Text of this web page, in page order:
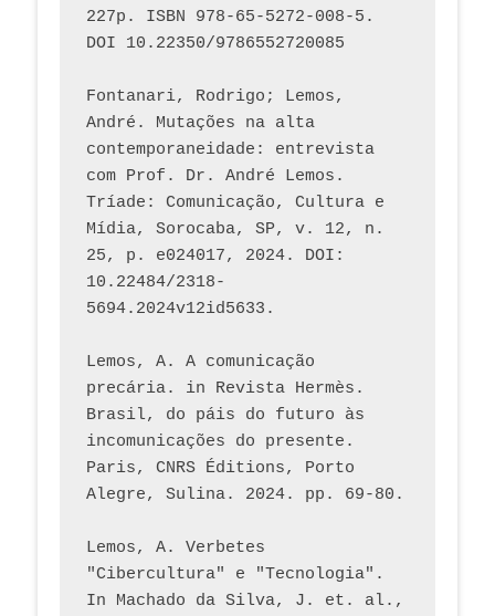
227p. ISBN 978-65-5272-008-5.
DOI 10.22350/9786552720085
Fontanari, Rodrigo; Lemos,
André. Mutações na alta
contemporaneidade: entrevista
com Prof. Dr. André Lemos.
Tríade: Comunicação, Cultura e
Mídia, Sorocaba, SP, v. 12, n.
25, p. e024017, 2024. DOI:
10.22484/2318-
5694.2024v12id5633.
Lemos, A. A comunicação
precária. in Revista Hermès.
Brasil, do páis do futuro às
incomunicações do presente.
Paris, CNRS Éditions, Porto
Lemos, A. Verbetes
"Cibercultura" e "Tecnologia".
In Machado da Silva, J. et. al.,